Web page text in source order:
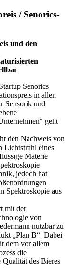
/ Senorics-
und den
Senorics
in allen
Sensorik und
geht
den Nachweis von
Lichtstrahl eines
Materie
jedoch hat
Spektroskopie aus
mit der
von
nutzbar zu
„Plan B“. Dabei
dem vor allem
die
Qualität des Bieres